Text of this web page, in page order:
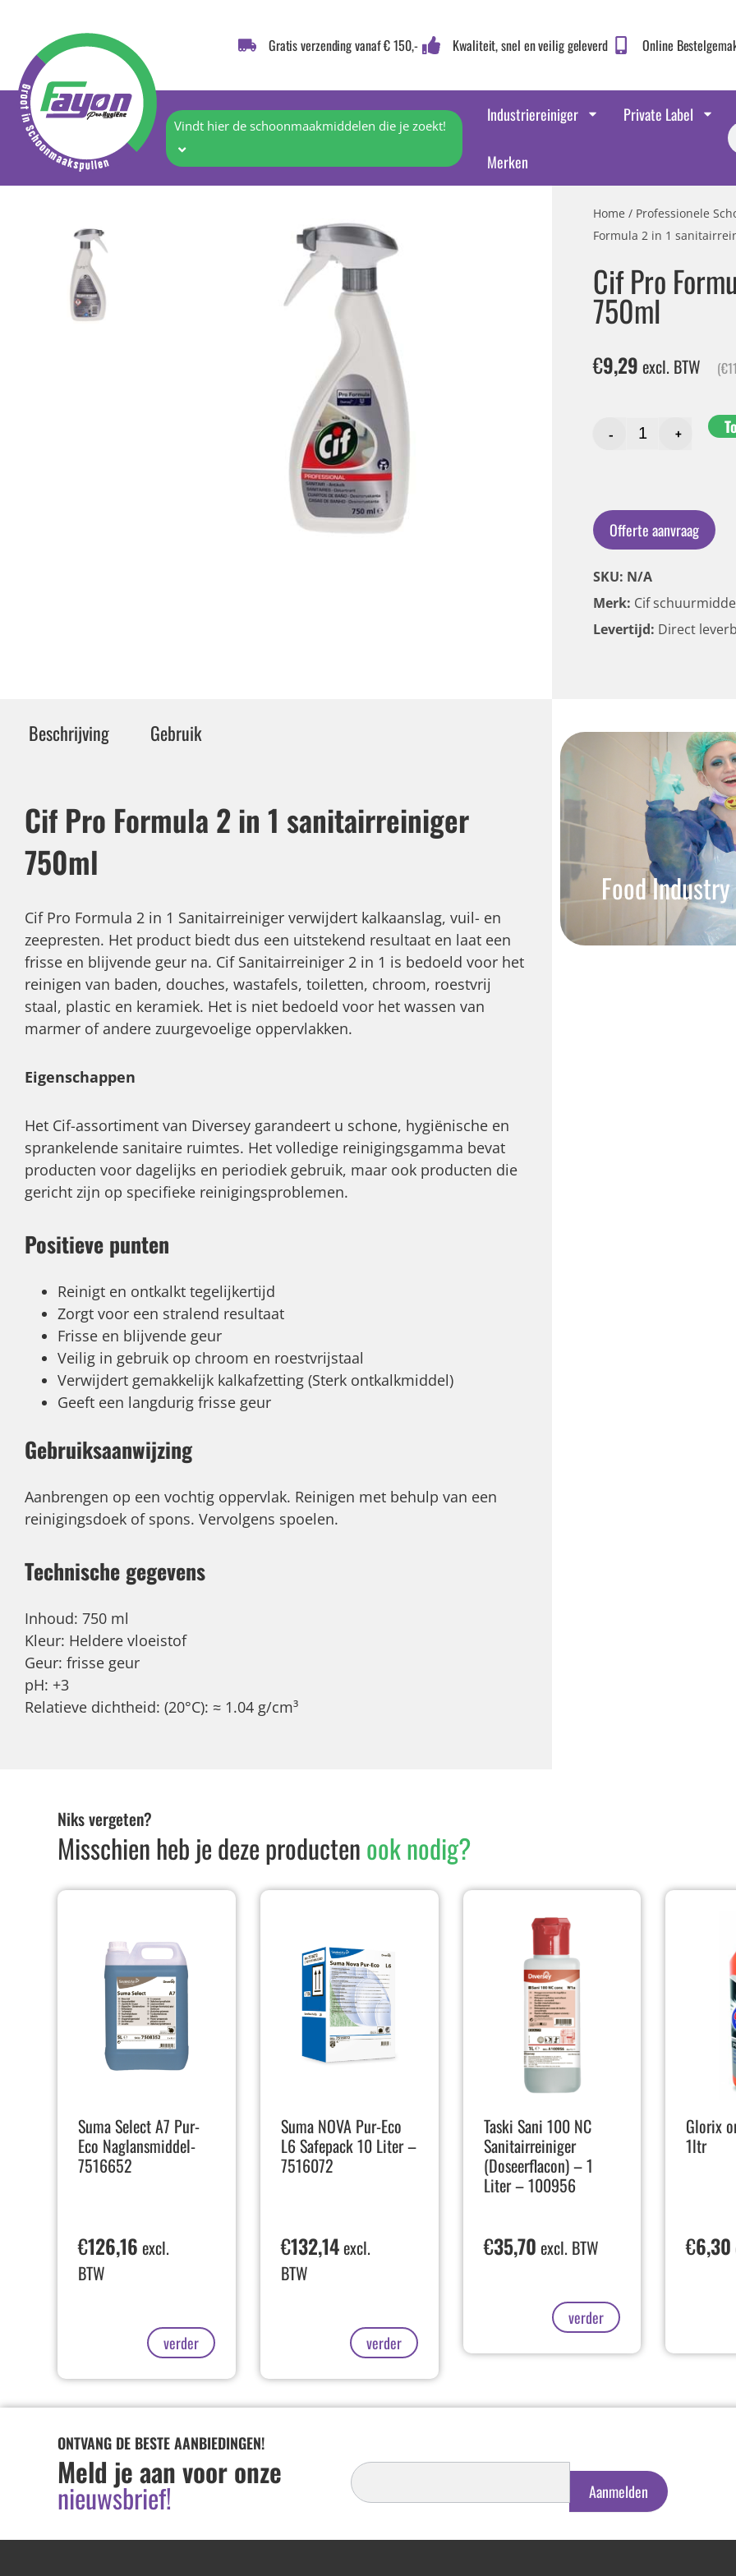
Gratis verzending vanaf € 150,- Kwaliteit, snel en veilig geleverd Online
Vindt hier de schoonmaakmiddelen die je zoekt!
Industriereiniger Private Label
Merken
Home / Professionele
Formula 2 in 1
Cif Pro
750ml
€9,29 excl. BTW (€
- +
Offerte aanvraag
SKU: N/A
Merk: Cif
Levertijd: Direct
Beschrijving Gebruik
Cif Pro Formula 2 in 1 sanitairreiniger
750ml
Cif Pro Formula 2 in 1 Sanitairreiniger verwijdert kalkaanslag, vuil- en
zeepresten. Het product biedt dus een uitstekend resultaat en laat een
frisse en blijvende geur na. Cif Sanitairreiniger 2 in 1 is bedoeld voor het
reinigen van baden, douches, wastafels, toiletten, chroom, roestvrij
staal, plastic en keramiek. Het is niet bedoeld voor het wassen van
marmer of andere zuurgevoelige oppervlakken.
Eigenschappen
Het Cif-assortiment van Diversey garandeert u schone, hygiënische en
sprankelende sanitaire ruimtes. Het volledige reinigingsgamma bevat
producten voor dagelijks en periodiek gebruik, maar ook producten die
gericht zijn op specifieke reinigingsproblemen.
Positieve punten
Reinigt en ontkalkt tegelijkertijd
Zorgt voor een stralend resultaat
Frisse en blijvende geur
Veilig in gebruik op chroom en roestvrijstaal
Verwijdert gemakkelijk kalkafzetting (Sterk ontkalkmiddel)
Geeft een langdurig frisse geur
Gebruiksaanwijzing
Aanbrengen op een vochtig oppervlak. Reinigen met behulp van een
reinigingsdoek of spons. Vervolgens spoelen.
Technische gegevens
Inhoud: 750 ml
Kleur: Heldere vloeistof
Geur: frisse geur
pH: +3
Relatieve dichtheid: (20°C): ≈ 1.04 g/cm³
Food Industry
Niks vergeten?
Misschien heb je deze productenook nodig?
Suma Select A7 Pur-
Eco Naglansmiddel-
7516652
€126,16 excl.
BTW
verder
Suma NOVA Pur-Eco
L6 Safepack 10 Liter –
7516072
€132,14excl.
BTW
verder
Taski Sani 100 NC
Sanitairreiniger
(Doseerflacon) – 1
Liter – 100956
€35,70 excl. BTW
verder
Glorix
1ltr
€6,30
ONTVANG DE BESTE AANBIEDINGEN!
Meld je aan voor onze
nieuwsbrief!
Inschrijven
Nieuwsbrief
Aanmelden